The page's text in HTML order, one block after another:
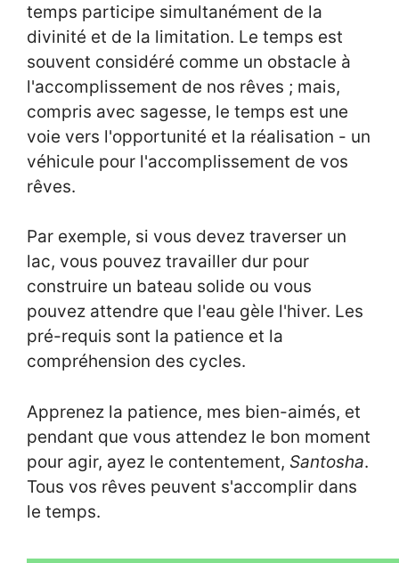
temps participe simultanément de la
divinité et de la limitation. Le temps est
souvent considéré comme un obstacle à
l'accomplissement de nos rêves ; mais,
compris avec sagesse, le temps est une
voie vers l'opportunité et la réalisation - un
véhicule pour l'accomplissement de vos
rêves.
Par exemple, si vous devez traverser un
lac, vous pouvez travailler dur pour
construire un bateau solide ou vous
pouvez attendre que l'eau gèle l'hiver. Les
pré-requis sont la patience et la
compréhension des cycles.
Apprenez la patience, mes bien-aimés, et
pendant que vous attendez le bon moment
pour agir, ayez le contentement, Santosha.
Tous vos rêves peuvent s'accomplir dans
le temps.